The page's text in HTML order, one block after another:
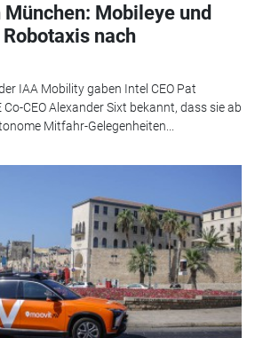
Mobileye und
nach
IAA Mobility gaben Intel CEO Pat
Co-CEO Alexander Sixt bekannt, dass sie ab
Mitfahr-Gelegenheiten...